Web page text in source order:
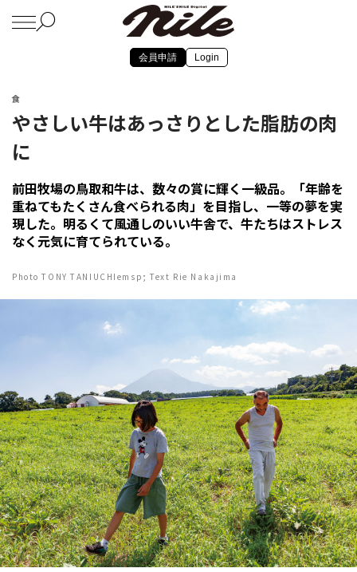
会員申請 Login
食
やさしい牛はあっさりとした脂肪の肉
に
前田牧場の鳥取和牛は、数々の賞に輝く一級品。「年齢を
重ねてもたくさん食べられる肉」を目指し、一等の夢を実
現した。明るくて風通しのいい牛舎で、牛たちはストレス
なく元気に育てられている。
Photo TONY TANIUCHIemsp; Text Rie Nakajima